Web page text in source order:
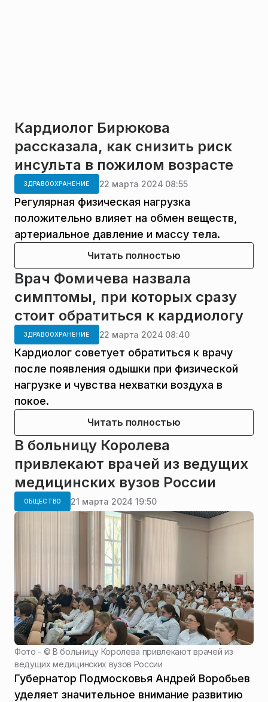
Кардиолог Бирюкова
рассказала, как снизить риск
инсульта в пожилом возрасте
ЗДРАВООХРАНЕНИЕ 22 марта 2024 08:55
Регулярная физическая нагрузка
положительно влияет на обмен веществ,
артериальное давление и массу тела.
Читать полностью
Врач Фомичева назвала
симптомы, при которых сразу
стоит обратиться к кардиологу
ЗДРАВООХРАНЕНИЕ 22 марта 2024 08:40
Кардиолог советует обратиться к врачу
после появления одышки при физической
нагрузке и чувства нехватки воздуха в
покое.
Читать полностью
В больницу Королева
привлекают врачей из ведущих
медицинских вузов России
ОБЩЕСТВО 21 марта 2024 19:50
Фото - ©В больницу Королева привлекают врачей из
ведущих медицинских вузов России
Губернатор Подмосковья Андрей Воробьев
уделяет значительное внимание развитию